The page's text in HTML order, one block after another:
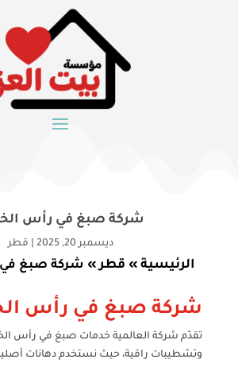
شركة صبغ في رأس
ديسمبر 20, 2025 قطر
الرئيسية » قطر» شركة صبغ في
شركة صبغ في رأس
تقدّم شركة العالمية خدمات صبغ في رأس
وتشطيبات راقية، حيث نستخدم دهانات